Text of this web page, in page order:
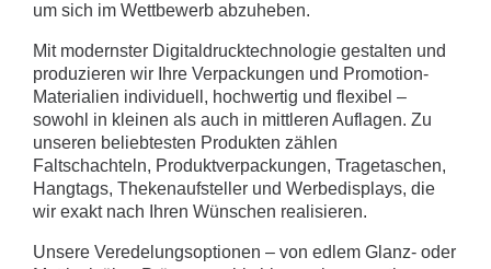
um sich im Wettbewerb abzuheben.
Mit modernster Digitaldrucktechnologie gestalten und
produzieren wir Ihre Verpackungen und Promotion-
Materialien individuell, hochwertig und flexibel –
sowohl in kleinen als auch in mittleren Auflagen. Zu
unseren beliebtesten Produkten zählen
Faltschachteln, Produktverpackungen, Tragetaschen,
Hangtags, Thekenaufsteller und Werbedisplays, die
wir exakt nach Ihren Wünschen realisieren.
Unsere Veredelungsoptionen – von edlem Glanz- oder